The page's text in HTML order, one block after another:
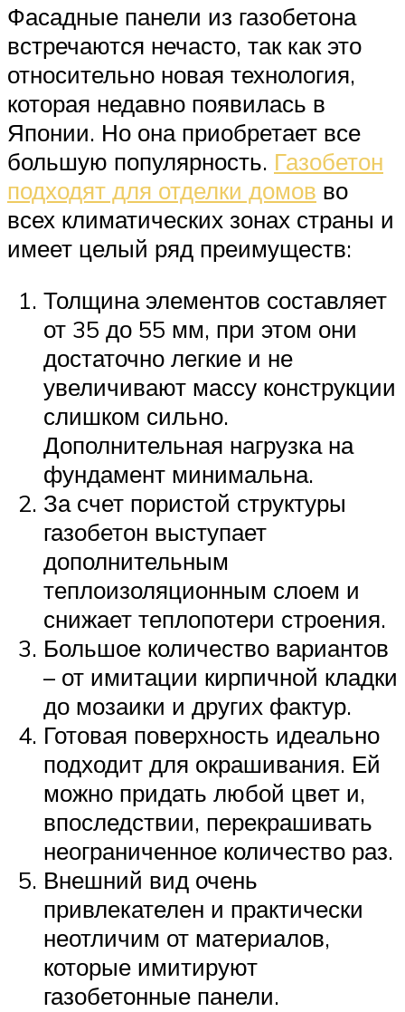
Фасадные панели из газобетона
встречаются нечасто, так как это
относительно новая технология,
которая недавно появилась в
Японии. Но она приобретает все
большую популярность. Газобетон
подходят для отделки домов во
всех климатических зонах страны и
имеет целый ряд преимуществ:
Толщина элементов составляет
от 35 до 55 мм, при этом они
достаточно легкие и не
увеличивают массу конструкции
слишком сильно.
Дополнительная нагрузка на
фундамент минимальна.
За счет пористой структуры
газобетон выступает
дополнительным
теплоизоляционным слоем и
снижает теплопотери строения.
Большое количество вариантов
– от имитации кирпичной кладки
до мозаики и других фактур.
Готовая поверхность идеально
подходит для окрашивания. Ей
можно придать любой цвет и,
впоследствии, перекрашивать
неограниченное количество раз.
Внешний вид очень
привлекателен и практически
неотличим от материалов,
которые имитируют
газобетонные панели.